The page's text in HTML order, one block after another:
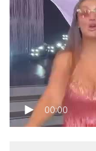
00:00